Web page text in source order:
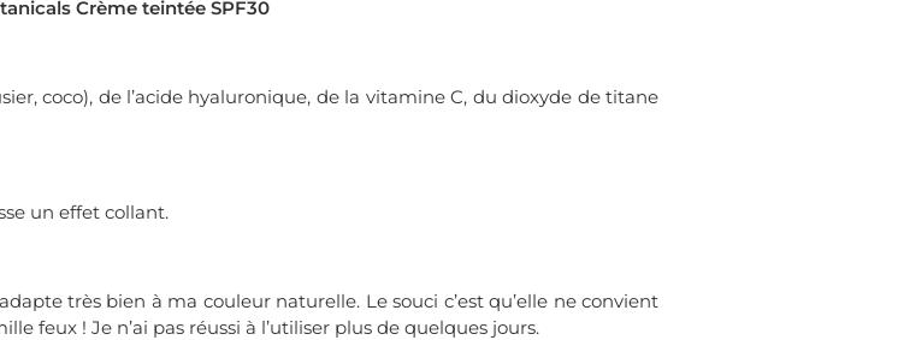
Crème teintée SPF30
coco), de l’acide hyaluronique, de la vitamine C, du dioxyde de titane
un effet collant.
très bien à ma couleur naturelle. Le souci c’est qu’elle ne convient
feux ! Je n’ai pas réussi à l’utiliser plus de quelques jours.